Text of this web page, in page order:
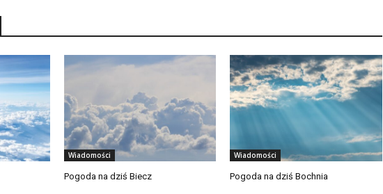
Wiadomości
Pogoda na dziś Biecz
Wiadomości
Pogoda na dziś Bochnia